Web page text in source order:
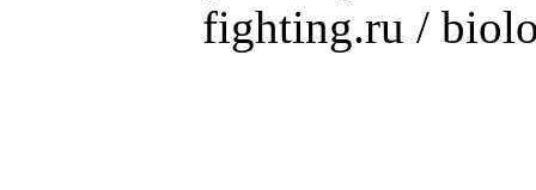
fighting.ru /